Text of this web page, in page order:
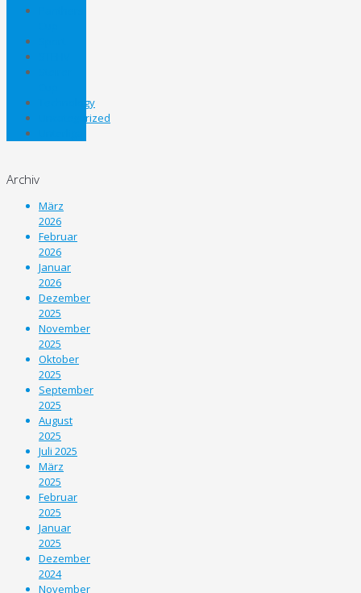
Technology
Uncategorized
Archiv
März
2026
Februar
2026
Januar
2026
Dezember
2025
November
2025
Oktober
2025
September
2025
August
2025
Juli 2025
März
2025
Februar
2025
Januar
2025
Dezember
2024
November